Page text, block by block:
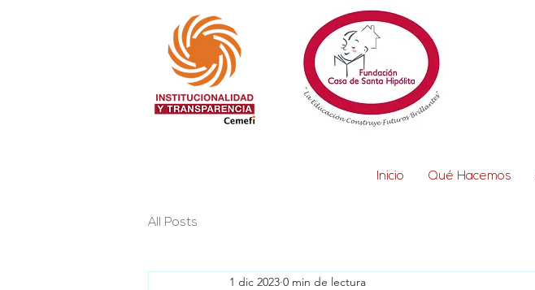
Inicio Qué Hacemos
All Posts
1 dic 2023 0 min de lectura